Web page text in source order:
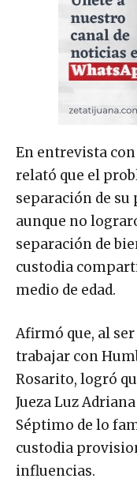
En entrevista con
relató que el
separación de su
aunque no
separación de
custodia
medio de edad.
Afirmó que, al
trabajar con
Rosarito, logró
Jueza Luz
Séptimo de lo
custodia
influencias.